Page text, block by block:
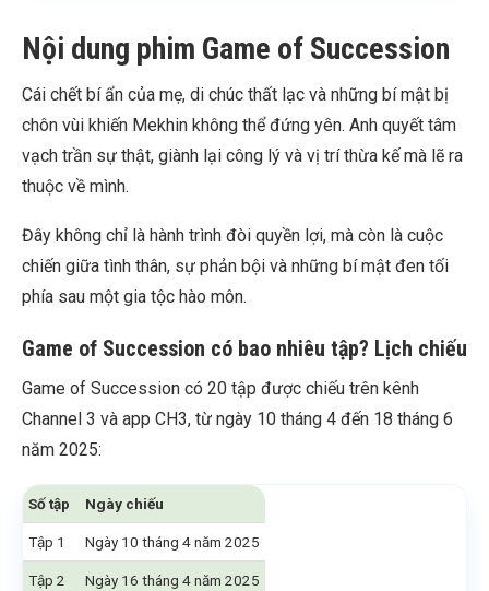
Nội dung phim Game of Succession
Cái chết bí ẩn của mẹ, di chúc thất lạc và những bí mật bị
chôn vùi khiến Mekhin không thể đứng yên. Anh quyết tâm
vạch trần sự thật, giành lại công lý và vị trí thừa kế mà lẽ ra
thuộc về mình.
Đây không chỉ là hành trình đòi quyền lợi, mà còn là cuộc
chiến giữa tình thân, sự phản bội và những bí mật đen tối
phía sau một gia tộc hào môn.
Game of Succession có bao nhiêu tập? Lịch chiếu
Game of Succession có 20 tập được chiếu trên kênh
Channel 3 và app CH3, từ ngày 10 tháng 4 đến 18 tháng 6
năm 2025:
Số tập Ngày chiếu
Tập 1 Ngày 10 tháng 4 năm 2025
Tập 2 Ngày 16 tháng 4 năm 2025